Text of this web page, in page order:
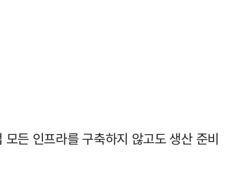
든 인프라를 구축하지 않고도 생산 준비